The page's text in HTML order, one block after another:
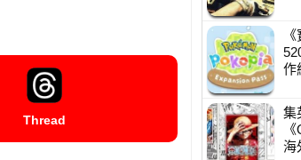
Thread
作
集
海